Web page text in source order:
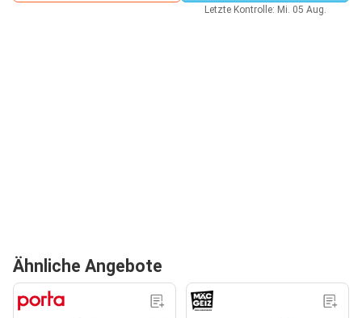
Letzte Kontrolle: Mi. 05 Aug.
Ähnliche Angebote